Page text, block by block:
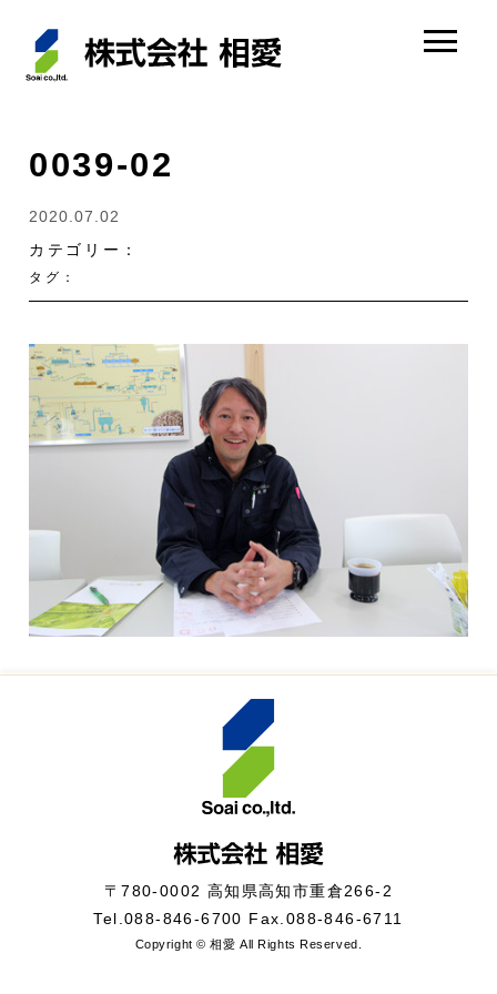
0039-02
2020.07.02
カテゴリー：
タグ：
〒780-0002 高知県高知市重倉266-2
Tel.088-846-6700 Fax.088-846-6711
Copyright © 相愛 All Rights Reserved.